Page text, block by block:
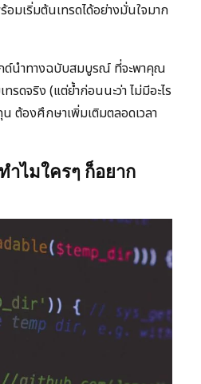
อมเริ่มต้นเทรดได้อย่างมั่นใจมาก
ด์นำทางฉบับสมบูรณ์ ที่จะพาคุณ
ดจริง (แต่ย้ำก่อนนะว่า ไม่มีอะไร
ต้องศึกษาเพิ่มเติมตลอดเวลา
ำไมใครๆ ก็อยาก